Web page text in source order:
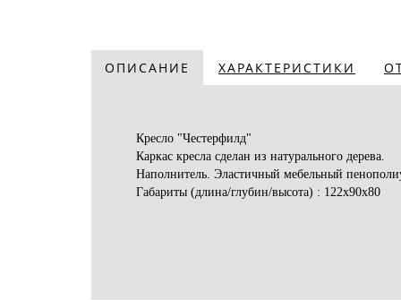
ОПИСАНИЕ ХАРАКТЕРИСТИКИ
Кресло "Честерфилд"
Каркас кресла сделан из натурального дерева.
Наполнитель. Эластичный мебельный
Габариты (длина/глубин/высота) : 122х90х80